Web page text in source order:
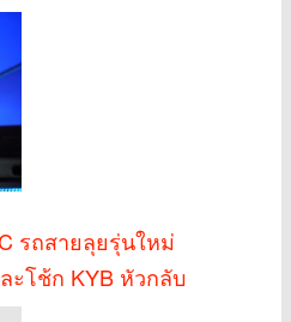
รถสายลุยรุ่นใหม่
ะโช้ก KYB หัวกลับ